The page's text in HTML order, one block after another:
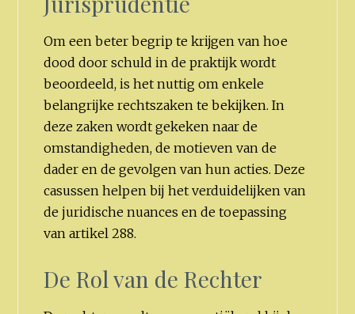
Om een beter begrip te krijgen van hoe
dood door schuld in de praktijk wordt
beoordeeld, is het nuttig om enkele
belangrijke rechtszaken te bekijken. In
deze zaken wordt gekeken naar de
omstandigheden, de motieven van de
dader en de gevolgen van hun acties. Deze
casussen helpen bij het verduidelijken van
de juridische nuances en de toepassing
van artikel 288.
De Rol van de Rechter